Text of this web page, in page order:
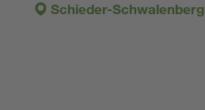
Schieder-Schwalenberg